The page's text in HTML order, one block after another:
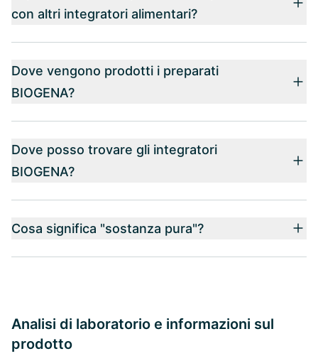
con altri integratori alimentari?
Dove vengono prodotti i preparati
BIOGENA?
Dove posso trovare gli integratori
BIOGENA?
Cosa significa "sostanza pura"?
Analisi di laboratorio e informazioni sul
prodotto